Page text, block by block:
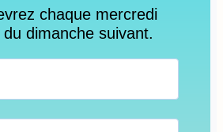
chaque mercredi
du dimanche suivant.